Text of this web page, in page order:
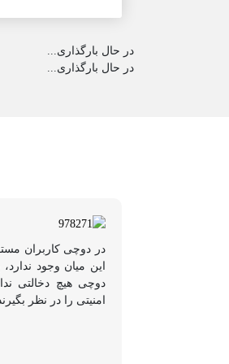
در حال بارگذاری...
در حال بارگذاری...
در دوچی کاربران
این میان وجود
دوچی هیچ دخالتی
امنیتی را در نظر